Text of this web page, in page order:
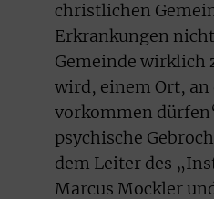
christlichen
Erkrankungen
Gemeinde wirklich
wird, einem Ort, an
vorkommen
psychische
dem Leiter des
Marcus Mockler